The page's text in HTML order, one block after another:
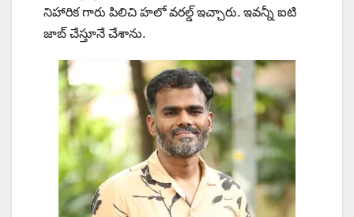
నిహారిక గారు పిలిచి హలో వరల్డ్ ఇచ్చారు. ఇవన్నీ ఐటి
జాబ్ చేస్తూనే చేశాను.